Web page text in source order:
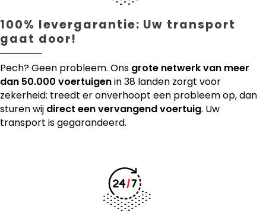
100% levergarantie: Uw transport
gaat door!
Pech? Geen probleem. Ons grote netwerk van meer
dan 50.000 voertuigenin 38 landen zorgt voor
zekerheid: treedt er onverhoopt een probleem op, dan
sturen wij direct een vervangend voertuig. Uw
transport is gegarandeerd.